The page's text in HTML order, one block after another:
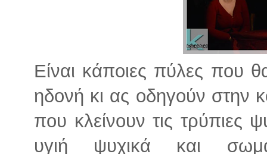
Είναι κάποιες πύλες που
ηδονή κι ας οδηγούν στην
που κλείνουν τις τρύπιες
υγιή ψυχικά και